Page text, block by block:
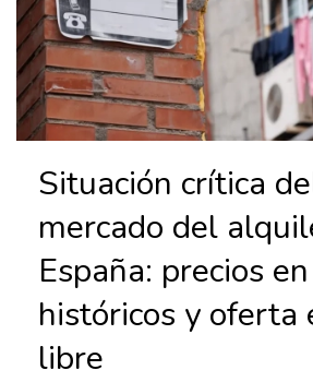
Situación crítica
mercado del
España: precios
históricos y oferta
libre